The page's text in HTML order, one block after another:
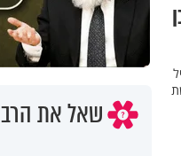
שאל את הרב